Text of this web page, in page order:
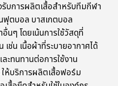
รับการผลิตเสื้อสำหรับทีมกีฬา
ฟุตบอล บาสเกตบอล
นๆ โดยเน้นการใช้วัสดุที่
เช่น เนื้อผ้าที่ระบายอากาศได้
ะทนทานต่อการใช้งาน
ให้บริการผลิตเสื้อฟอร์ม